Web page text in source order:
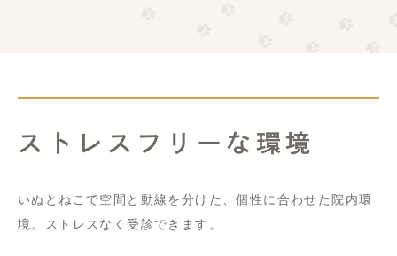
ストレスフリーな環境
いぬとねこで空間と動線を分けた、個性に合わせた院内環
境。ストレスなく受診できます。